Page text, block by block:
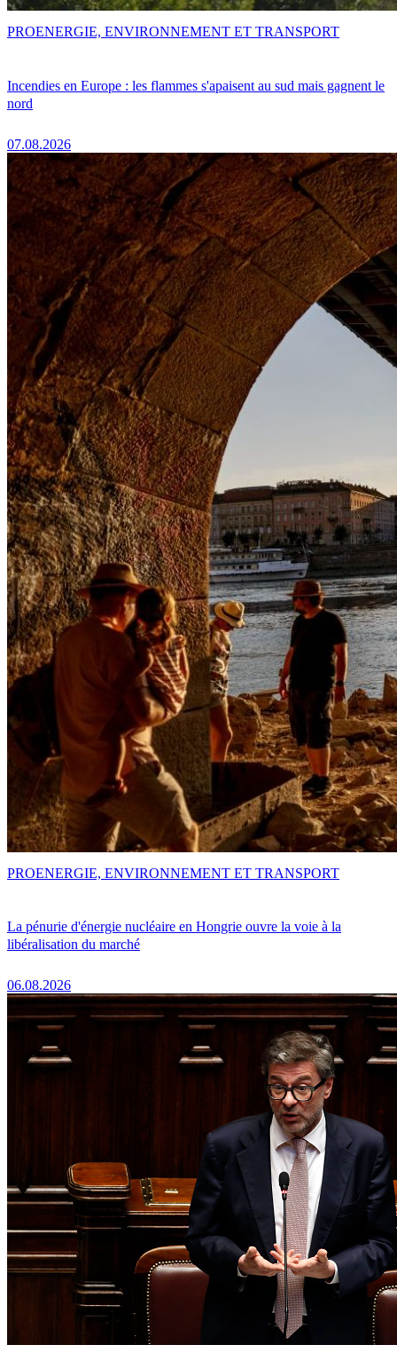
Incendies en Europe : les flammes s'apaisent au sud mais gagnent le
nord
07.08.2026
PROENERGIE, ENVIRONNEMENT ET TRANSPORT
La pénurie d'énergie nucléaire en Hongrie ouvre la voie à la
libéralisation du marché
06.08.2026
PROENERGIE, ENVIRONNEMENT ET TRANSPORT